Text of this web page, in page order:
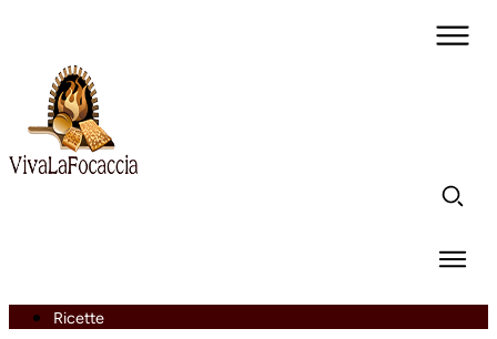
Ricette